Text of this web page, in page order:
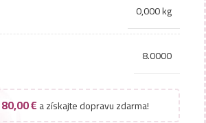
0,000 kg
8.0000
80,00€a získajte dopravu zdarma!